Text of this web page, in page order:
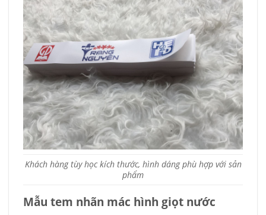
Khách hàng tùy học kích thước, hình dáng phù hợp với sản
phẩm
Mẫu tem nhãn mác hình giọt nước